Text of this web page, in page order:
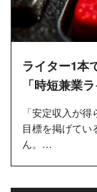
ライター1本
「時短兼業
「安定収入が
目標を掲げてい
ん。